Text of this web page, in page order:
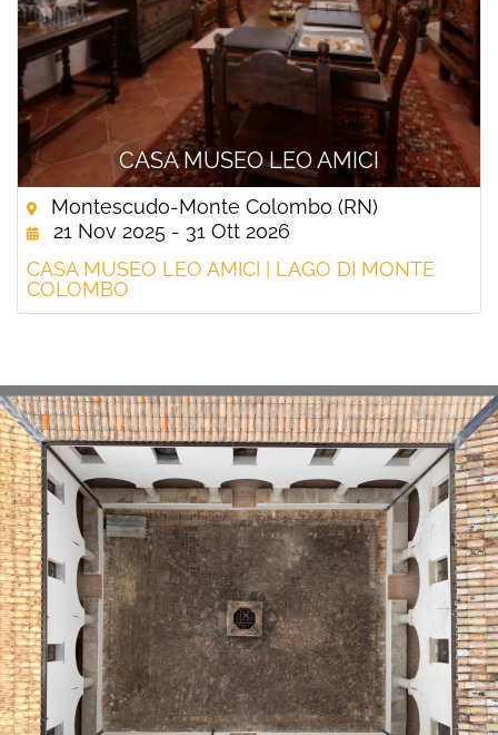
CASA MUSEO LEO AMICI
Montescudo-Monte Colombo (RN)
21 Nov 2025 - 31 Ott 2026
CASA MUSEO LEO AMICI | LAGO DI MONTE
COLOMBO